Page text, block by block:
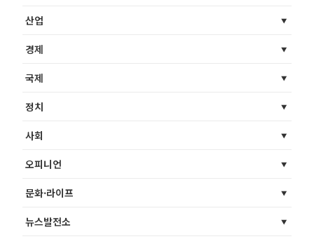
산업
경제
국제
정치
사회
오피니언
문화·라이프
뉴스발전소